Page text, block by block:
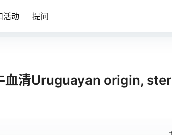
活动 提问
清Uruguayan origin,